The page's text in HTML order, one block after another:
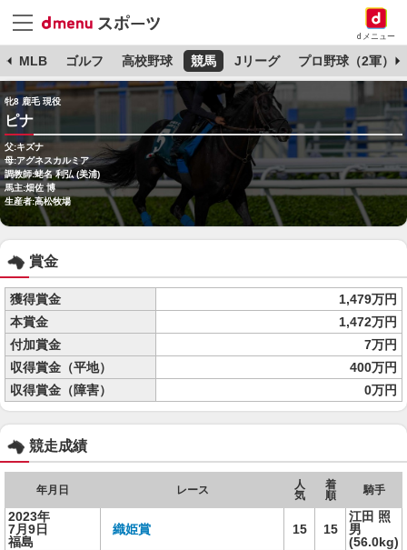
dメニュー
MLB ゴルフ 高校野球 競馬 Jリーグ プロ野球（2軍）
牝8 鹿毛 現役
ピナ
父:キズナ
母:アグネスカルミア
調教師:蛯名 利弘 (美浦)
馬主:畑佐 博
生産者:高松牧場
賞金
獲得賞金
1,479万円
本賞金
1,472万円
付加賞金
7万円
収得賞金（平地）
400万円
収得賞金（障害）
0万円
競走成績
年月日 レース
人
気
着
順
騎手
2023年
7月9日
福島
織姫賞 15 15
江田 照
男
(56.0kg)